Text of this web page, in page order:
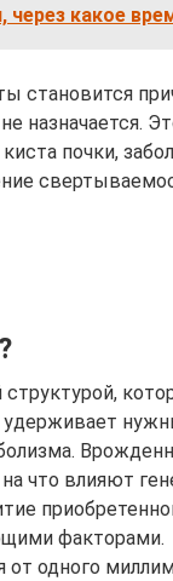
через какое
становится
назначается.
почки,
структурой,
удерживает
что влияют
факторами.
одного